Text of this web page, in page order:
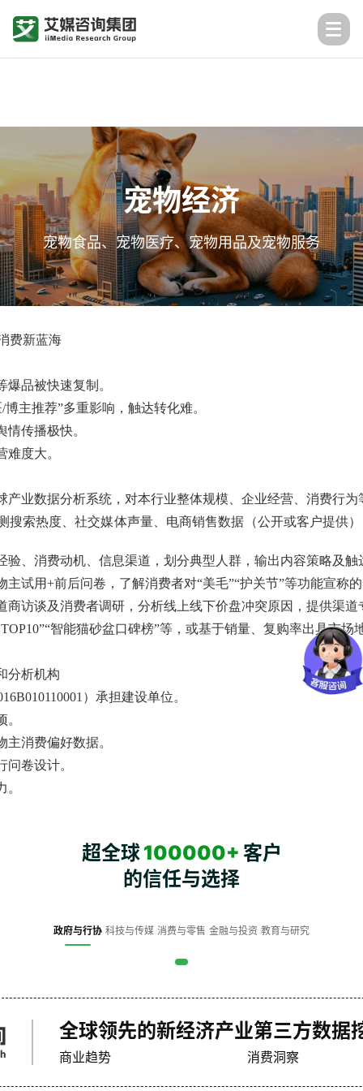
宠物经济
宠物食品、宠物医疗、宠物用品及宠物服务
费新蓝海
品被快速复制。
主推荐”多重影响，触达转化难。
传播极快。
度大。
业数据分析系统，对本行业整体规模、企业经营、消费行
搜索热度、社交媒体声量、电商销售数据（公开或客户提供
、消费动机、信息渠道，划分典型人群，输出内容策略及触
试用+前后问卷，了解消费者对“美毛”“护关节”等功能宣称
访谈及消费者调研，分析线上线下价盘冲突原因，提供渠
智能猫砂盆口碑榜”等，或基于销量、复购率出具市场
分析机构
）承担建设单位。
消费偏好数据。
卷设计。
超全球100000+ 客户
的信任与选择
政府与行协 科技与传媒 消费与零售 金融与投资 教育与研究
全球领先的新经济产业第三方数据
商业趋势 消费洞察